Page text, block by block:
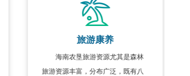
旅游康养
海南农垦旅游资源尤其是森林
旅游资源丰富，分布广泛，既有八